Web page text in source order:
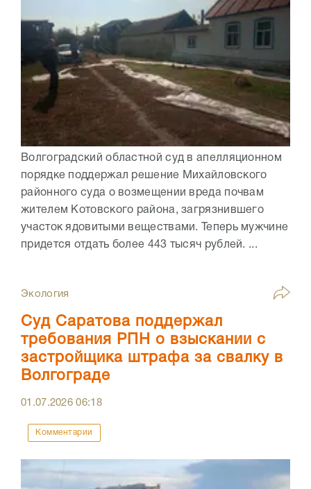
Волгоградский областной суд в апелляционном
порядке поддержал решение Михайловского
районного суда о возмещении вреда почвам
жителем Котовского района, загрязнившего
участок ядовитыми веществами. Теперь мужчине
придется отдать более 443 тысяч рублей. ...
Экология
Суд Саратова поддержал
требования РПН о взыскании с
застройщика штрафа за свалку в
Волгограде
01.07.202606:18
Комментарии